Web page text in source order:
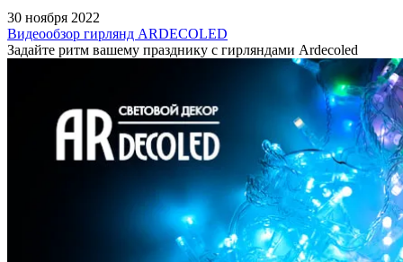
30 ноября 2022
Видеообзор гирлянд ARDECOLED
Задайте ритм вашему празднику с гирляндами Ardecoled